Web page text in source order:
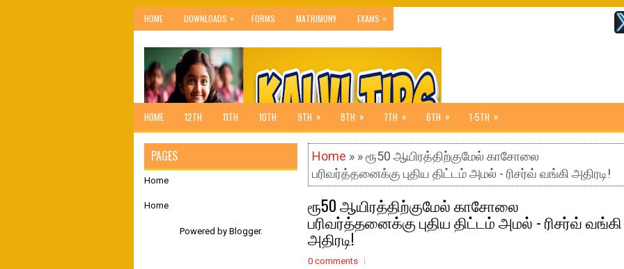
HOME DOWNLOADS » FORMS MATRIMONY EXAMS »
HOME 12TH 11TH 10TH 9TH » 8TH » 7TH » 6TH » 1-5TH »
Home » » ரூ50 ஆயிரத்திற்குமேல் காசோலை
பரிவர்த்தனைக்கு புதிய திட்டம் அமல் - ரிசர்வ் வங்கி அதிரடி!
ரூ50 ஆயிரத்திற்குமேல் காசோலை
பரிவர்த்தனைக்கு புதிய திட்டம் அமல் - ரிசர்வ் வங்கி
அதிரடி!
0 comments
PAGES
Home
Home
Powered by Blogger.